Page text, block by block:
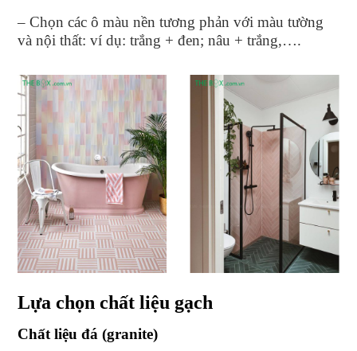
– Chọn các ô màu nền tương phản với màu tường
và nội thất: ví dụ: trắng + đen; nâu + trắng,….
Lựa chọn chất liệu gạch
Chất liệu đá (granite)